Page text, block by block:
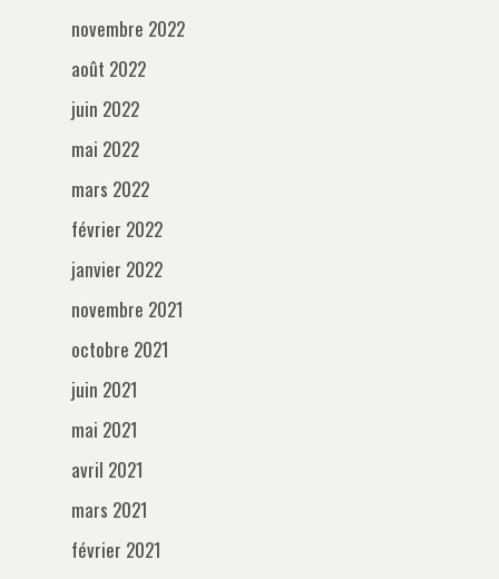
novembre 2022
août 2022
juin 2022
mai 2022
mars 2022
février 2022
janvier 2022
novembre 2021
octobre 2021
juin 2021
mai 2021
avril 2021
mars 2021
février 2021